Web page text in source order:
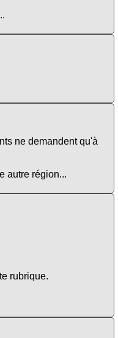
ne demandent qu'à
autre région...
rubrique.